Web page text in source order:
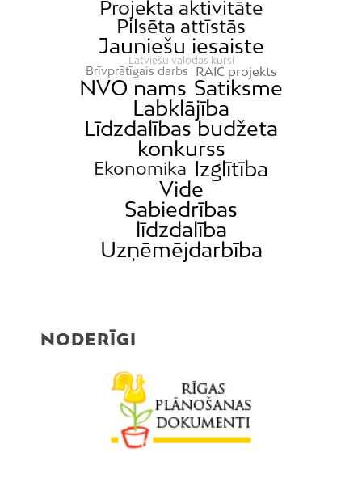
Projekta aktivitāte
Pilsēta attīstās
Jauniešu iesaiste
Latviešu valodas kursi
Brīvprātīgais darbs RAIC projekts
NVO nams Satiksme
Labklājība
Līdzdalības budžeta
konkurss
Ekonomika Izglītība
Vide
Sabiedrības
līdzdalība
Uzņēmējdarbība
NODERĪGI